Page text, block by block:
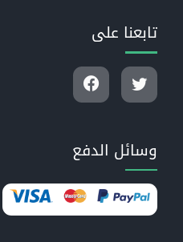
تابعنا على
وسائل الدفع